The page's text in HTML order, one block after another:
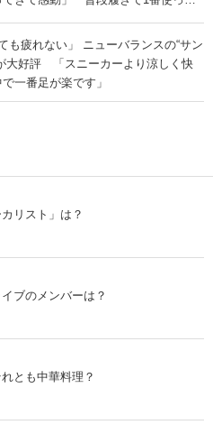
も疲れない」 ニューバランスの“サン
大好評 「スニーカーより涼しく快
一番足が楽です」
リスト」は？
ブのメンバーは？
とも中華料理？